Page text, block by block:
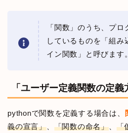
「関数」のうち、プ
しているものを「組み
イン関数」と呼びます。
「ユーザー定義関数の定義
pythonで関数を定義する場合は、
義の宣言」、 「関数の命名」、 「